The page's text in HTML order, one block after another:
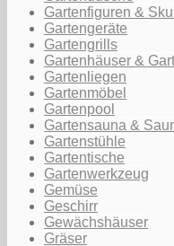
Gartenfiguren &
Gartengeräte
Gartengrills
Gartenhäuser &
Gartenliegen
Gartenmöbel
Gartenpool
Gartensauna &
Gartenstühle
Gartentische
Gartenwerkzeug
Gemüse
Geschirr
Gewächshäuser
Gräser